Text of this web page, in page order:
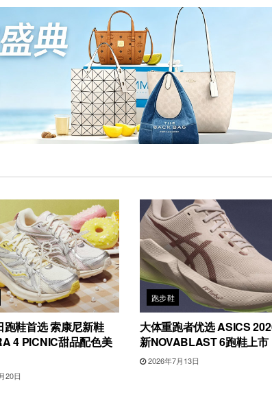
跑鞋首选 索康尼新鞋
4 PICNIC甜品配色美
20日
跑步鞋
大体重跑者优选 ASICS
新NOVABLAST 6跑鞋上市
2026年7月13日